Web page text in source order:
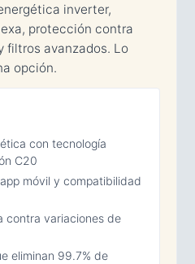
inverter,
protección contra
filtros avanzados. Lo
opción.
con tecnología
C20
móvil y compatibilidad
contra variaciones de
eliminan 99.7% de